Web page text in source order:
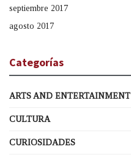
septiembre 2017
agosto 2017
Categorías
ARTS AND ENTERTAINMENT
CULTURA
CURIOSIDADES